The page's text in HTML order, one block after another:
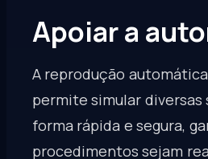
Apoiar a
A reprodução
permite simular diversas
forma rápida e segura,
procedimentos sejam